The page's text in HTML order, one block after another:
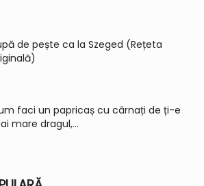
de pește ca la Szeged (Rețeta
faci un papricaș cu cârnați de ți-e
mare dragul,...